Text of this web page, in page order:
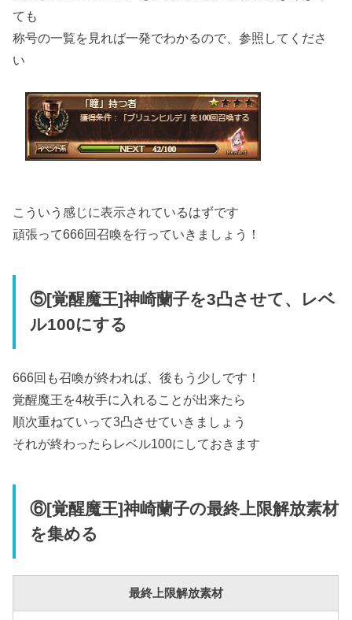
ても
称号の一覧を見れば一発でわかるので、参照してくださ
い
こういう感じに表示されているはずです
頑張って666回召喚を行っていきましょう！
⑤[覚醒魔王]神崎蘭子を3凸させて、レベ
ル100にする
666回も召喚が終われば、後もう少しです！
覚醒魔王を4枚手に入れることが出来たら
順次重ねていって3凸させていきましょう
それが終わったらレベル100にしておきます
⑥[覚醒魔王]神崎蘭子の最終上限解放素材
を集める
最終上限解放素材